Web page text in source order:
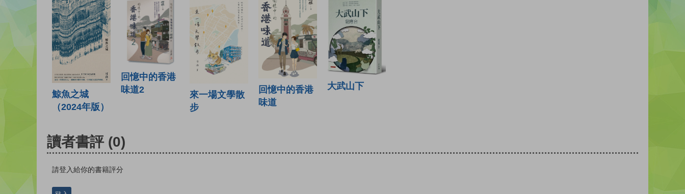
鯨魚之城
（2024年版）
回憶中的香港
味道2
來一場文學散
步
回憶中的香港
味道
大武山下
讀者書評 (0)
請登入給你的書籍評分